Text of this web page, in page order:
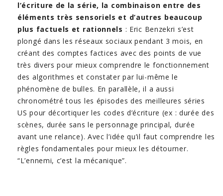
l’écriture de la série, la combinaison entre des
éléments très sensoriels et d’autres beaucoup
plus factuels et rationnels : Eric Benzekri s’est
plongé dans les réseaux sociaux pendant 3 mois, en
créant des comptes factices avec des points de vue
très divers pour mieux comprendre le fonctionnement
des algorithmes et constater par lui-même le
phénomène de bulles. En parallèle, il a aussi
chronométré tous les épisodes des meilleures séries
US pour décortiquer les codes d’écriture (ex : durée des
scènes, durée sans le personnage principal, durée
avant une relance). Avec l’idée qu’il faut comprendre les
règles fondamentales pour mieux les détourner.
“L’ennemi, c’est la mécanique”.